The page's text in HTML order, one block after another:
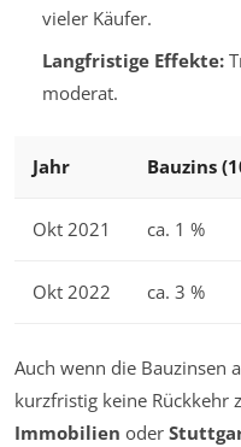
vieler Käufer.
Langfristige Effekte:
moderat.
Jahr Bauzins
Okt 2021 ca. 1 %
Okt 2022 ca. 3 %
Auch wenn die Bauzinsen
kurzfristig keine Rückkehr
Immobilien oder